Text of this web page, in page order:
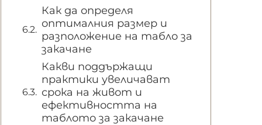
Как да определя
оптималния размер и
разположение на табло за
закачане
Какви поддържащи
практики увеличават
срока на живот и
ефективността на
таблото за закачане